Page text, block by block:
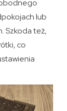
lub
Szkoda też,
co